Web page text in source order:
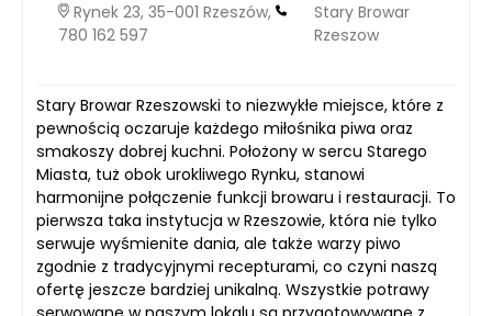
Rynek 23, 35-001 Rzeszów,
780 162 597
Stary Browar
Rzeszow
Stary Browar Rzeszowski to niezwykłe miejsce, które z
pewnością oczaruje każdego miłośnika piwa oraz
smakoszy dobrej kuchni. Położony w sercu Starego
Miasta, tuż obok urokliwego Rynku, stanowi
harmonijne połączenie funkcji browaru i restauracji. To
pierwsza taka instytucja w Rzeszowie, która nie tylko
serwuje wyśmienite dania, ale także warzy piwo
zgodnie z tradycyjnymi recepturami, co czyni naszą
ofertę jeszcze bardziej unikalną. Wszystkie potrawy